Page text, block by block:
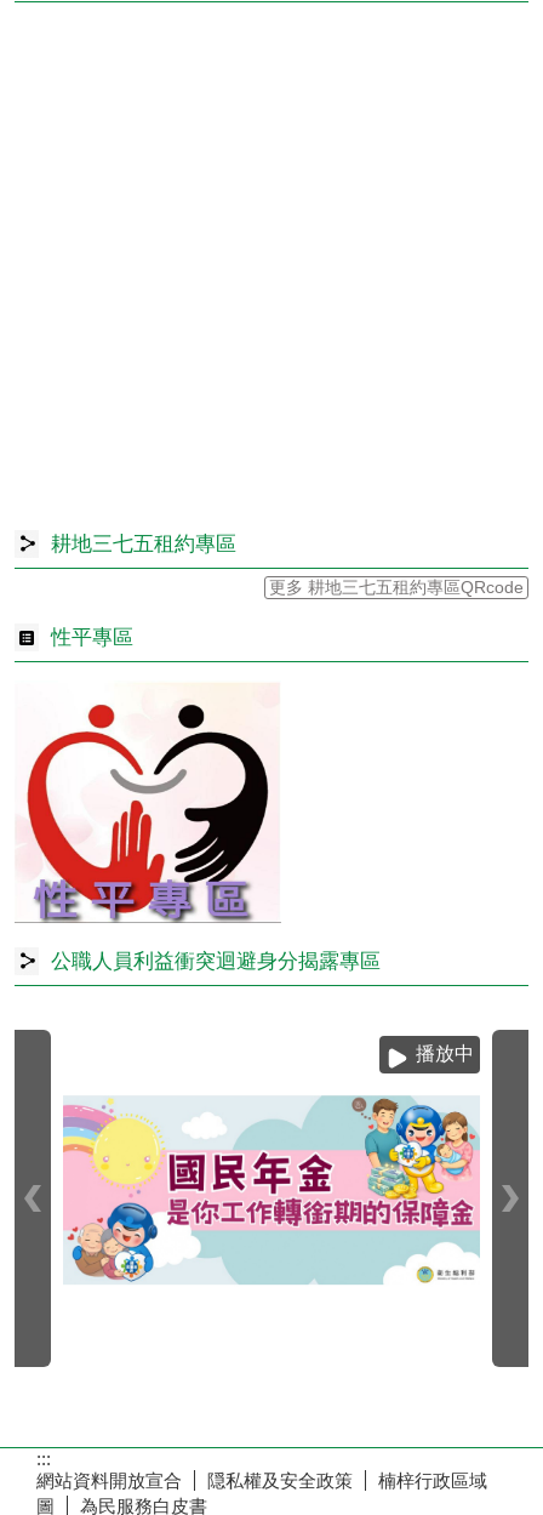
耕地三七五租約專區
更多 耕地三七五租約專區QRcode
性平專區
公職人員利益衝突迴避身分揭露專區
播放中
:::
網站資料開放宣合
隠私權及安全政策
楠梓行政區域
圖
為民服務白皮書